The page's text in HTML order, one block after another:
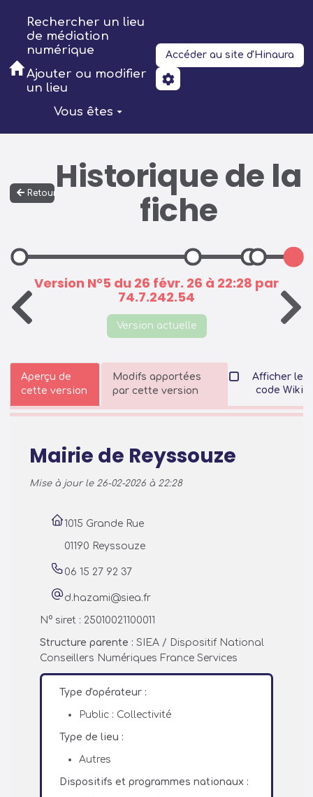
Aller au contenu principal
Rechercher un lieu
de médiation
numérique
Ajouter ou modifier
un lieu
Vous êtes
Accéder au site d'Hinaura
Retour Historique de la
fiche
Version N°5 du 26 févr. 26 à 22:28 par
74.7.242.54
Version actuelle
Aperçu de
cette version
Modifs apportées
par cette version
Afficher le
code Wiki
Mairie de Reyssouze
Mise à jour le 26-02-2026 à 22:28
1015 Grande Rue
01190 Reyssouze
06 15 27 92 37
d.hazami@siea.fr
N° siret : 25010021100011
Structure parente : SIEA / Dispositif National
Conseillers Numériques France Services
Type d'opérateur :
Public : Collectivité
Type de lieu :
Autres
Dispositifs et programmes nationaux :